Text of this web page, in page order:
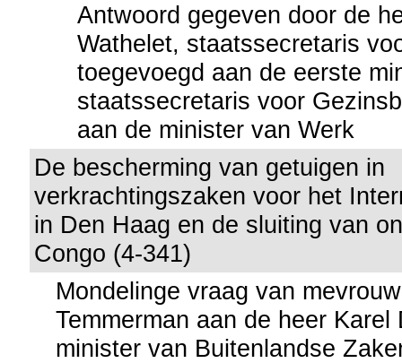
Antwoord gegeven door de
Wathelet, staatssecretaris
toegevoegd aan de eerste
staatssecretaris voor
aan de minister van Werk
De bescherming van getuigen in
verkrachtingszaken voor het
in Den Haag en de sluiting van
Congo (4-341)
Mondelinge vraag van
Temmerman aan de heer Karel
minister van Buitenlandse